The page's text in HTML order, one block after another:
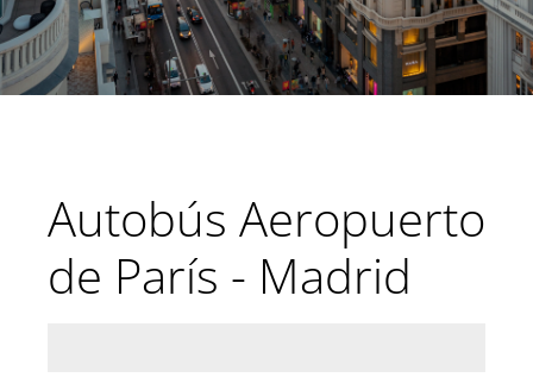
Autobús Aeropuerto
de París - Madrid